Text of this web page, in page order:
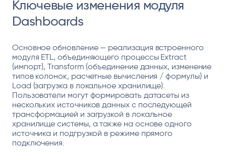
Ключевые изменения модуля
Dashboards
Основное обновление — реализация встроенного
модуля ETL, объединяющего процессы Extract
(импорт), Transform (объединение данных, изменение
типов колонок, расчетные вычисления / формулы) и
Load (загрузка в локальное хранилище).
Пользователи могут формировать датасеты из
нескольких источников данных с последующей
трансформацией и загрузкой в локальное
хранилище системы, а также на основе одного
источника и подгрузкой в режиме прямого
подключения.